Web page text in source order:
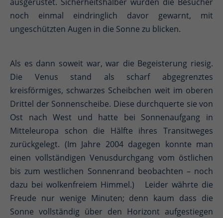
noch einmal eindringlich davor gewarnt, mit
ungeschützten Augen in die Sonne zu blicken.
Als es dann soweit war, war die Begeisterung riesig.
Die Venus stand als scharf abgegrenztes
kreisförmiges, schwarzes Scheibchen weit im oberen
Drittel der Sonnenscheibe. Diese durchquerte sie von
Ost nach West und hatte bei Sonnenaufgang in
Mitteleuropa schon die Hälfte ihres Transitweges
zurückgelegt. (Im Jahre 2004 dagegen konnte man
einen vollständigen Venusdurchgang vom östlichen
bis zum westlichen Sonnenrand beobachten – noch
dazu bei wolkenfreiem Himmel.) Leider währte die
Freude nur wenige Minuten; denn kaum dass die
Sonne vollständig über den Horizont aufgestiegen